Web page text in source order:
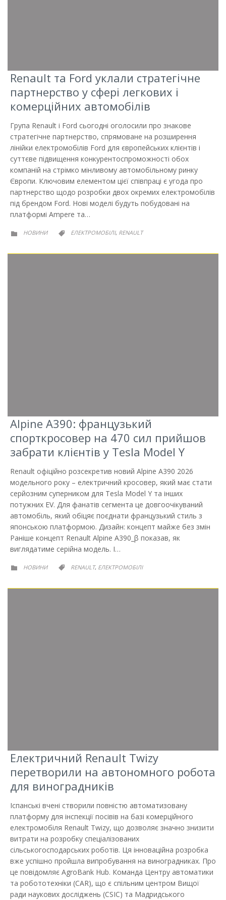
Renault та Ford уклали стратегічне
партнерство у сфері легкових і
комерційних автомобілів
Група Renault і Ford сьогодні оголосили про знакове
стратегічне партнерство, спрямоване на розширення
лінійки електромобілів Ford для європейських клієнтів і
суттєве підвищення конкурентоспроможності обох
компаній на стрімко мінливому автомобільному ринку
Європи. Ключовим елементом цієї співпраці є угода про
партнерство щодо розробки двох окремих електромобілів
під брендом Ford. Нові моделі будуть побудовані на
платформі Ampere та…
 РУБРИКА
НОВИНИ  РУБРИКА
ЕЛЕКТРОМОБІЛІ, RENAULT
Alpine A390: французький
спорткросовер на 470 сил прийшов
забрати клієнтів у Tesla Model Y
Renault офіційно розсекретив новий Alpine A390 2026
модельного року – електричний кросовер, який має стати
серйозним суперником для Tesla Model Y та інших
потужних EV. Для фанатів сегмента це довгоочікуваний
автомобіль, який обіцяє поєднати французький стиль з
японською платформою. Дизайн: концепт майже без змін
Раніше концепт Renault Alpine A390_β показав, як
виглядатиме серійна модель. І…
 РУБРИКА
НОВИНИ  РУБРИКА
RENAULT, ЕЛЕКТРОМОБІЛІ
Електричний Renault Twizy
перетворили на автономного робота
для виноградників
Іспанські вчені створили повністю автоматизовану
платформу для інспекції посівів на базі комерційного
електромобіля Renault Twizy, що дозволяє значно знизити
витрати на розробку спеціалізованих
сільськогосподарських роботів. Ця інноваційна розробка
вже успішно пройшла випробування на виноградниках. Про
це повідомляє AgroBank Hub. Команда Центру автоматики
та робототехніки (CAR), що є спільним центром Вищої
ради наукових досліджень (CSIC) та Мадридського